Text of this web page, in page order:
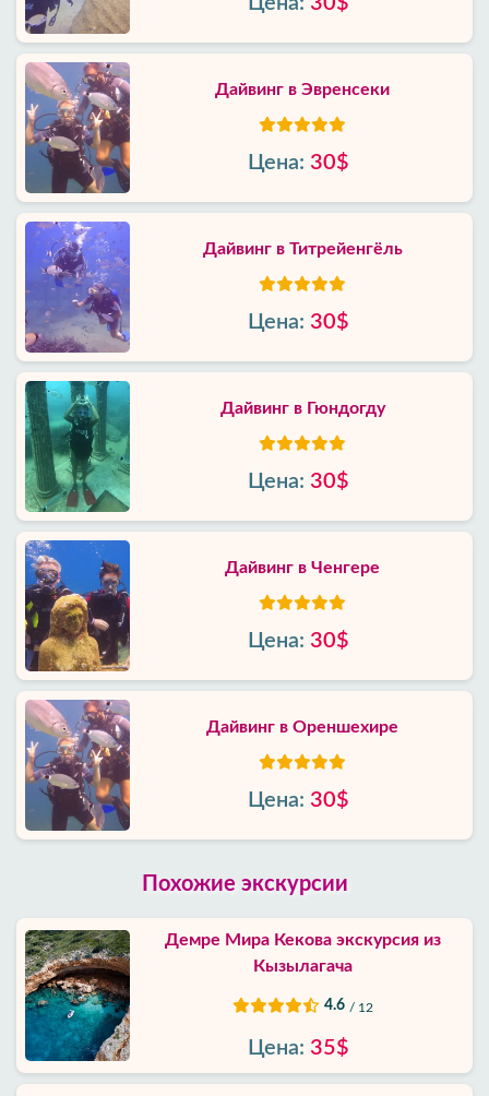
Дайвинг в Эвренсеки
Цена: 30$
Дайвинг в Титрейенгёль
Цена: 30$
Дайвинг в Гюндогду
Цена: 30$
Дайвинг в Ченгере
Цена: 30$
Дайвинг в Ореншехире
Цена: 30$
Похожие экскурсии
Демре Мира Кекова экскурсия из
Кызылагача
4.6 / 12
Цена: 35$